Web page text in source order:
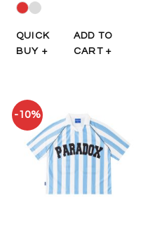
QUICK
BUY +
ADD TO
CART +
-10%